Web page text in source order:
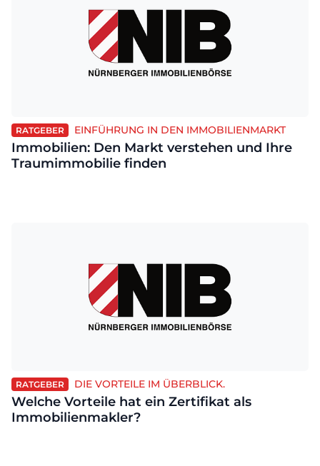
RATGEBER EINFÜHRUNG IN DEN IMMOBILIENMARKT
Immobilien: Den Markt verstehen und Ihre
Traumimmobilie finden
RATGEBER DIE VORTEILE IM ÜBERBLICK.
Welche Vorteile hat ein Zertifikat als
Immobilienmakler?